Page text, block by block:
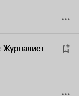
Журналист